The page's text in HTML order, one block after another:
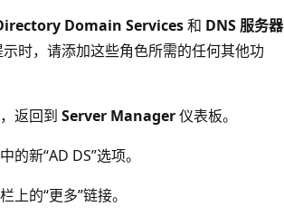
Domain Services和 DNS 服务器
时，请添加这些角色所需的任何其他功
返回到 Server Manager仪表板。
的新“AD DS”选项。
上的“更多”链接。